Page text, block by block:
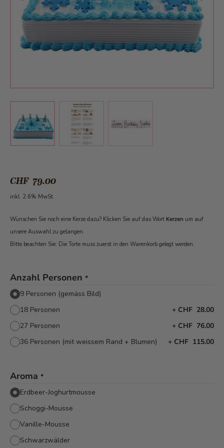
View larger imageView larger image
CHF 79.00
inkl. 2.6% MwSt.
Wünschen Sie noch eine Kerze dazu? Klicken Sie auf das Wort Kerzen um auf
unsere Auswahl zu gelangen.
Bitte beachten Sie: Die Torte muss zuerst in den Warenkorb gelegt werden.
Anzahl Personen *
9 Personen (gemäss Bild)
18 Personen
+ CHF 28.00
27 Personen
+ CHF 76.00
36 Personen (mit weissem Rand + Blumen)
+ CHF 115.00
Aroma *
Erdbeer-Joghurtmousse
Schoggi-Mousse
Vanille-Mousse
Schwarzwälder